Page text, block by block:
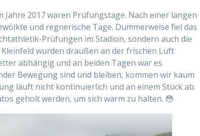
2017 waren Prüfungstage. Nach einer langen
und regnerische Tage. Dummerweise fiel das
Prüfungen im Stadion, sondern auch die
wurden draußen an der frischen Luft
abhängig und an beiden Tagen war es
Bewegung sind und bleiben, kommen wir kaum
läuft nicht kontinuierlich und an einem Stück ab.
geholt werden, um sich warm zu halten. 😳